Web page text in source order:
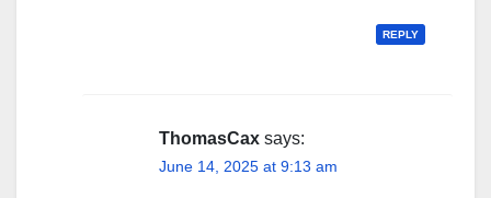
REPLY
ThomasCax says:
June 14, 2025 at 9:13 am